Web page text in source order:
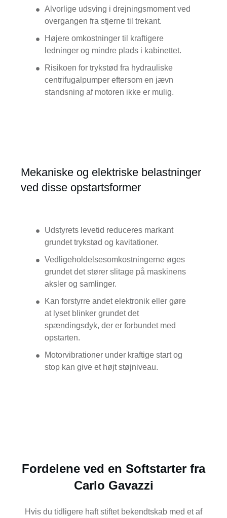
Alvorlige udsving i drejningsmoment ved
overgangen fra stjerne til trekant.
Højere omkostninger til kraftigere
ledninger og mindre plads i kabinettet.
Risikoen for trykstød fra hydrauliske
centrifugalpumper eftersom en jævn
standsning af motoren ikke er mulig.
Mekaniske og elektriske belastninger
ved disse opstartsformer
Udstyrets levetid reduceres markant
grundet trykstød og kavitationer.
Vedligeholdelsesomkostningerne øges
grundet det stører slitage på maskinens
aksler og samlinger.
Kan forstyrre andet elektronik eller gøre
at lyset blinker grundet det
spændingsdyk, der er forbundet med
opstarten.
Motorvibrationer under kraftige start og
stop kan give et højt støjniveau.
Fordelene ved en Softstarter fra
Carlo Gavazzi
Hvis du tidligere haft stiftet bekendtskab med et af